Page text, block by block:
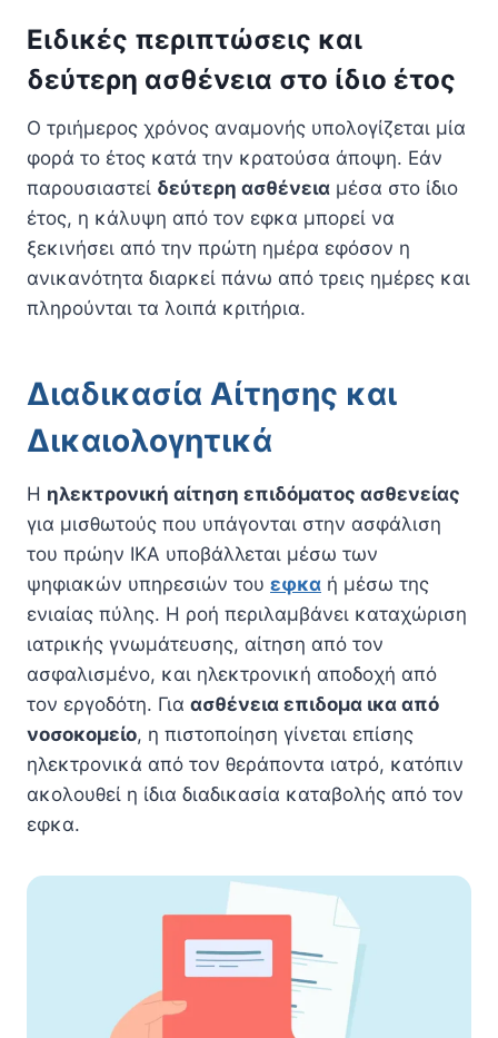
Ειδικές περιπτώσεις και
δεύτερη ασθένεια στο ίδιο έτος
Ο τριήμερος χρόνος αναμονής υπολογίζεται μία
φορά το έτος κατά την κρατούσα άποψη. Εάν
παρουσιαστεί δεύτερη ασθένεια μέσα στο ίδιο
έτος, η κάλυψη από τον εφκα μπορεί να
ξεκινήσει από την πρώτη ημέρα εφόσον η
ανικανότητα διαρκεί πάνω από τρεις ημέρες και
πληρούνται τα λοιπά κριτήρια.
Διαδικασία Αίτησης και
Δικαιολογητικά
Η ηλεκτρονική αίτηση επιδόματος ασθενείας
για μισθωτούς που υπάγονται στην ασφάλιση
του πρώην ΙΚΑ υποβάλλεται μέσω των
ψηφιακών υπηρεσιών του εφκα ή μέσω της
ενιαίας πύλης. Η ροή περιλαμβάνει καταχώριση
ιατρικής γνωμάτευσης, αίτηση από τον
ασφαλισμένο, και ηλεκτρονική αποδοχή από
τον εργοδότη. Για ασθένεια επιδομα ικα από
νοσοκομείο, η πιστοποίηση γίνεται επίσης
ηλεκτρονικά από τον θεράποντα ιατρό, κατόπιν
ακολουθεί η ίδια διαδικασία καταβολής από τον
εφκα.